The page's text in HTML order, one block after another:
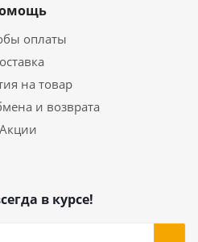
оплаты
на товар
и возврата
Акции
в курсе!